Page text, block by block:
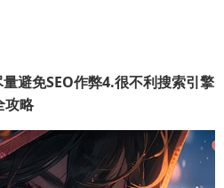
避免SEO作弊4.很不利搜索引擎
攻略